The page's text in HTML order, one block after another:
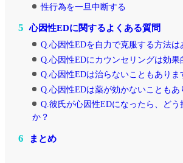
性行為を一旦中断する
5 心因性EDに関するよくある質問
Q.心因性EDを自力で克服する方法は
Q.心因性EDにカウンセリングは効果
Q.心因性EDは治らないこともありま
Q.心因性EDは薬が効かないこともあ
Q.彼氏が心因性EDになったら、どう
か？
6 まとめ